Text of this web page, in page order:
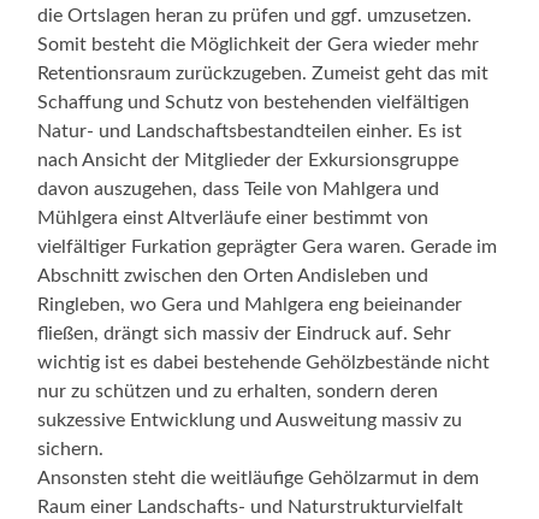
die Ortslagen heran zu prüfen und ggf. umzusetzen.
Somit besteht die Möglichkeit der Gera wieder mehr
Retentionsraum zurückzugeben. Zumeist geht das mit
Schaffung und Schutz von bestehenden vielfältigen
Natur- und Landschaftsbestandteilen einher. Es ist
nach Ansicht der Mitglieder der Exkursionsgruppe
davon auszugehen, dass Teile von Mahlgera und
Mühlgera einst Altverläufe einer bestimmt von
vielfältiger Furkation geprägter Gera waren. Gerade im
Abschnitt zwischen den Orten Andisleben und
Ringleben, wo Gera und Mahlgera eng beieinander
fließen, drängt sich massiv der Eindruck auf. Sehr
wichtig ist es dabei bestehende Gehölzbestände nicht
nur zu schützen und zu erhalten, sondern deren
sukzessive Entwicklung und Ausweitung massiv zu
sichern.
Ansonsten steht die weitläufige Gehölzarmut in dem
Raum einer Landschafts- und Naturstrukturvielfalt